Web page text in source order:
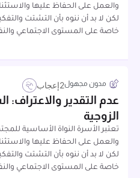
والعمل على الحفاظ عليها
لكن لا بد أن ننوه بأن التشتت
خاصة على المستوى الاجتماعي
عدم التقدير والاعتراف:
الزوجية
تعتبر الأسرة النواة الأساسية
والعمل على الحفاظ عليها
لكن لا بد أن ننوه بأن التشتت
خاصة على المستوى الاجتماعي
مدون مجهول إعجاب2